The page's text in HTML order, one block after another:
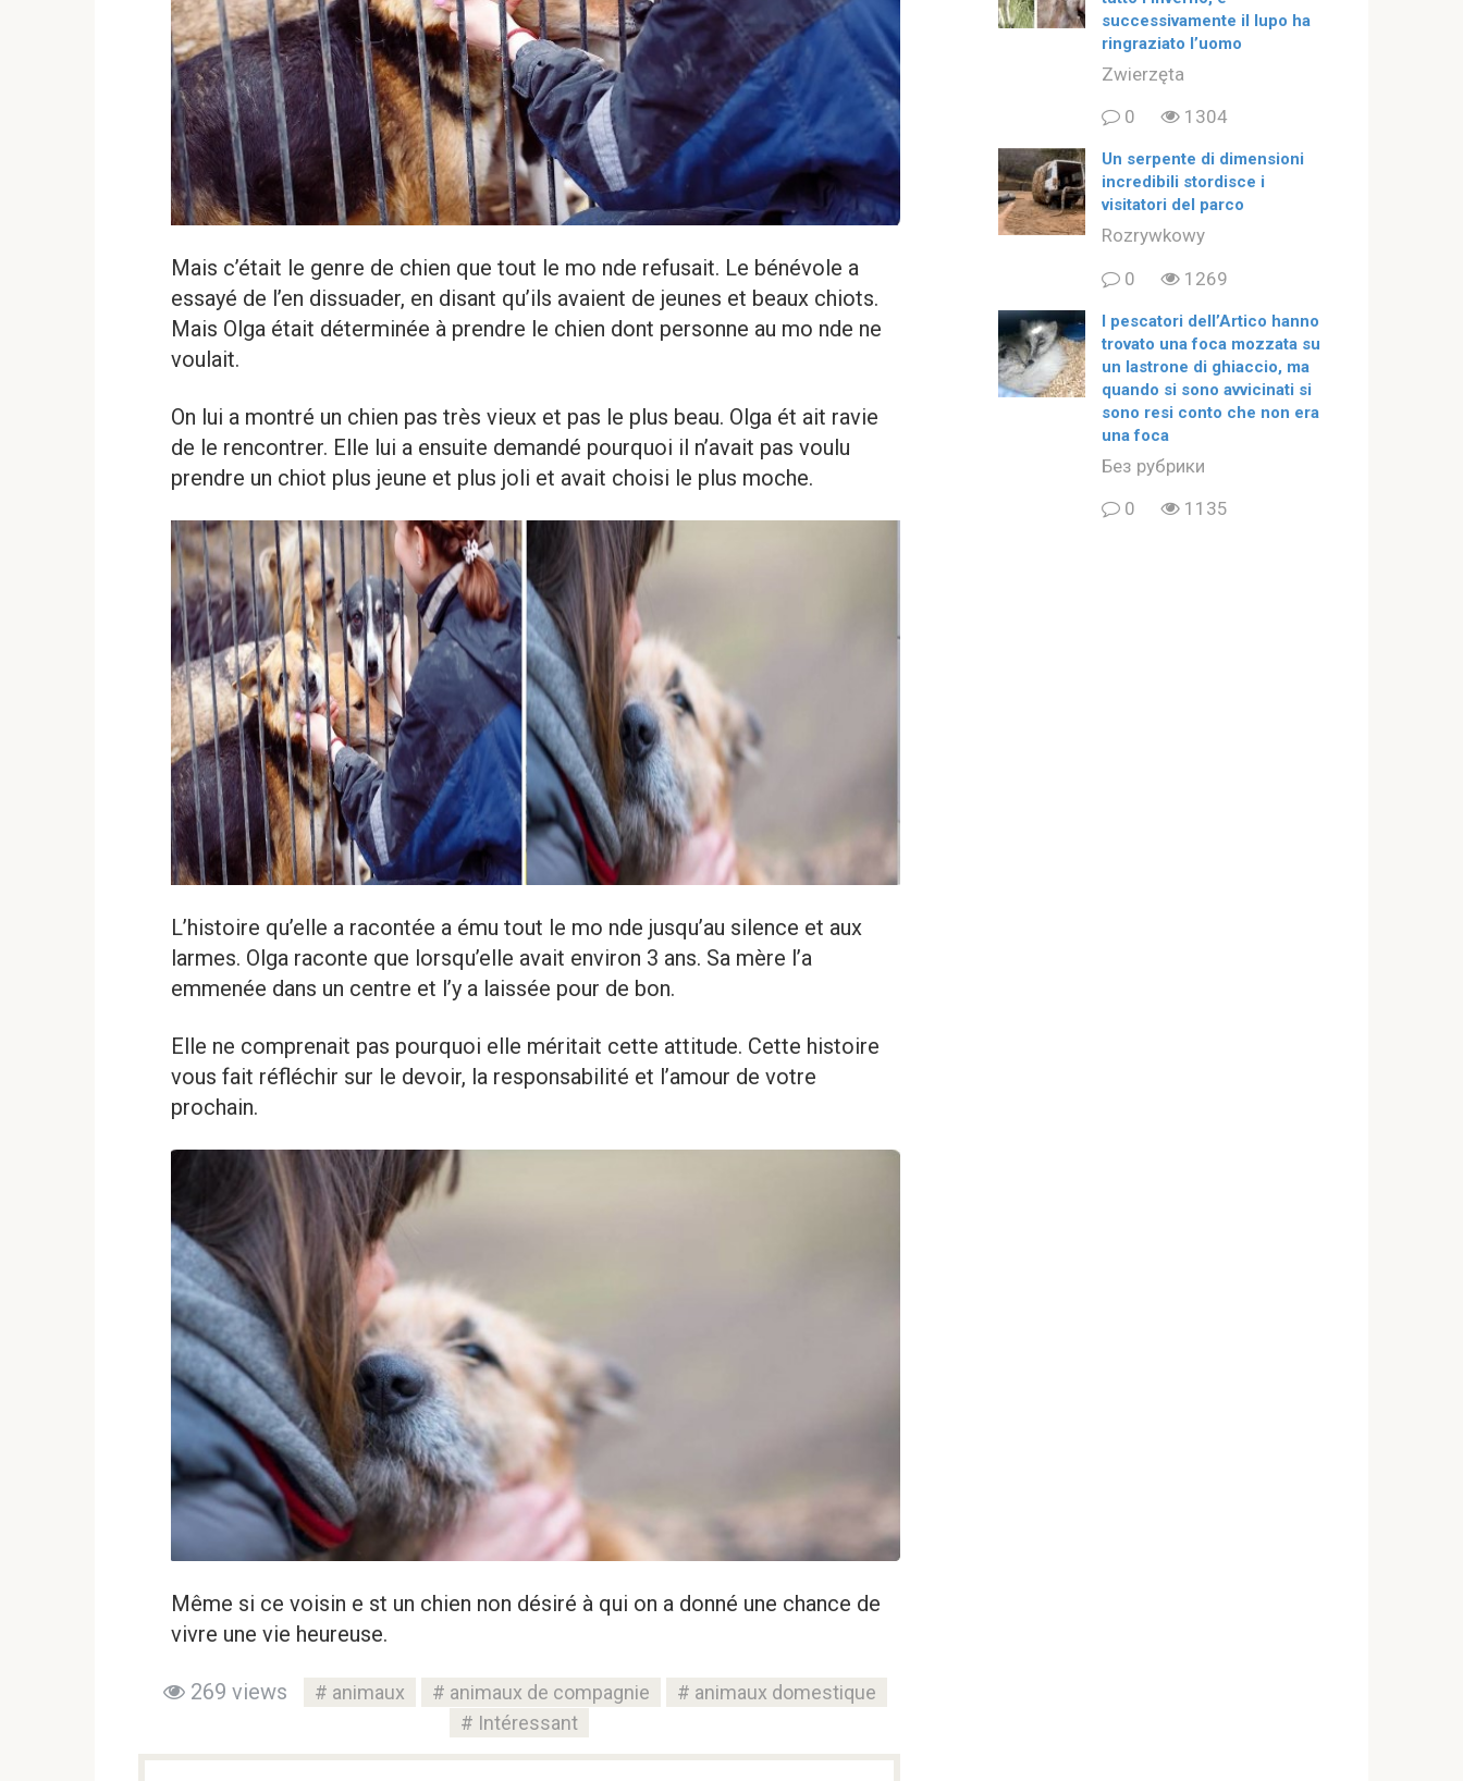
Mais c’était le genre de chien que tout le mo nde refusait. Le bénévole a
essayé de l’en dissuader, en disant qu’ils avaient de jeunes et beaux chiots.
Mais Olga était déterminée à prendre le chien dont personne au mo nde ne
voulait.
On lui a montré un chien pas très vieux et pas le plus beau. Olga ét ait ravie
de le rencontrer. Elle lui a ensuite demandé pourquoi il n’avait pas voulu
prendre un chiot plus jeune et plus joli et avait choisi le plus moche.
L’histoire qu’elle a racontée a ému tout le mo nde jusqu’au silence et aux
larmes. Olga raconte que lorsqu’elle avait environ 3 ans. Sa mère l’a
emmenée dans un centre et l’y a laissée pour de bon.
Elle ne comprenait pas pourquoi elle méritait cette attitude. Cette histoire
vous fait réfléchir sur le devoir, la responsabilité et l’amour de votre
prochain.
Même si ce voisin e st un chien non désiré à qui on a donné une chance de
vivre une vie heureuse.
269 views animaux animaux de compagnie
animaux domestique
Intéressant
successivamente il lupo ha
ringraziato l’uomo
Zwierzęta
0
1304
Un serpente di dimensioni
incredibili stordisce i
visitatori del parco
Rozrywkowy
0
1269
I pescatori dell’Artico hanno
trovato una foca mozzata su
un lastrone di ghiaccio, ma
quando si sono avvicinati si
sono resi conto che non era
una foca
Без рубрики
0
1135